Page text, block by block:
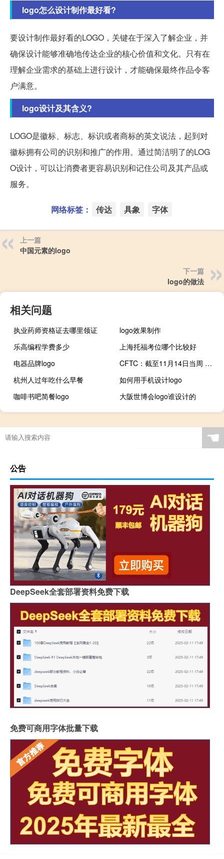
logo怎么设计制作最好看?
要设计制作最好看的LOGO，关键在于深入了解企业，并
确保设计能够准确地传达企业的核心价值和文化。只有在
理解企业需求的基础上进行设计，才能确保最终作品令客
户满意。
logo设计及其含义?
LOGO是徽标、标志、标识或者商标的英文说法，起到对
徽标拥有公司的识别和推广的作用。通过简洁明了的LOG
O设计，可以让消费者更容易识别和记住公司及其产品或
服务。
网络标签： 传达 具象 字体
上一篇
中国元素的logo
下一篇
logo的做法
相关问题
执业药师资格证去哪里领证
logo效果制作
乐高编程学费多少
上海托福考位哪个比较好
电器品牌logo
CFTC：截至11月14日当周 投机者所持WTI原油净多头头寸减少11,257手合约
杭州人过年吃什么早餐
如何用手机设计logo
咖啡书吧简餐logo
大阪世博会logo谁设计的
☚
公告
DeepSeek全套部署资料免费下载
免费可商用字体批量下载